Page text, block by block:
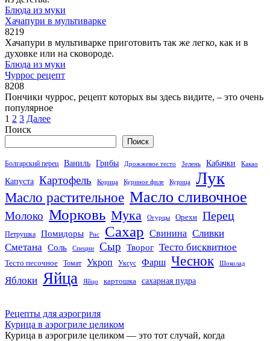
Блюда из муки
Хачапури в мультиварке
8219
Хачапури в мультиварке приготовить так же легко, как и в
духовке или на сковороде.
Блюда из муки
Чуррос рецепт
8208
Пончики чуррос, рецепт которых вы здесь видите, – это очень
популярное
Пагинация
записей
1 2 3 Далее
Поиск
Поиск
Болгарский перец Ваниль Грибы Дрожжевое тесто Зелень Кабачки Какао
Капуста Картофель Корица Куриное филе Курица Лук
Масло растительное Масло сливочное
Молоко Морковь Мука Огурцы Орехи Перец
Петрушка Помидоры Рис Сахар Свинина Сливки
Сметана Соль Специи Сыр Творог Тесто бисквитное
Тесто песочное Томат Укроп Уксус Фарш Чеснок Шоколад
Яблоки Яйца Яйцо картошка сахарная пудра
Рецепты для аэрогриля
Курица в аэрогриле целиком
Курица в аэрогриле целиком — это тот случай, когда